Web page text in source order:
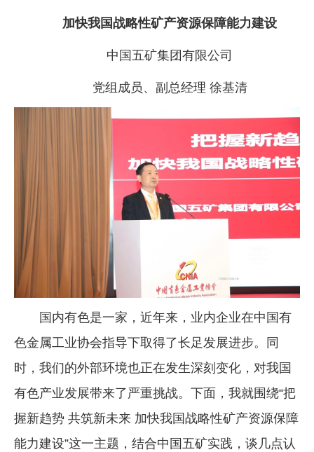
加快我国战略性矿产资源保障能力建设
中国五矿集团有限公司
党组成员、副总经理 徐基清
国内有色是一家，近年来，业内企业在中国有
色金属工业协会指导下取得了长足发展进步。同
时，我们的外部环境也正在发生深刻变化，对我国
有色产业发展带来了严重挑战。下面，我就围绕“把
握新趋势 共筑新未来 加快我国战略性矿产资源保障
能力建设”这一主题，结合中国五矿实践，谈几点认